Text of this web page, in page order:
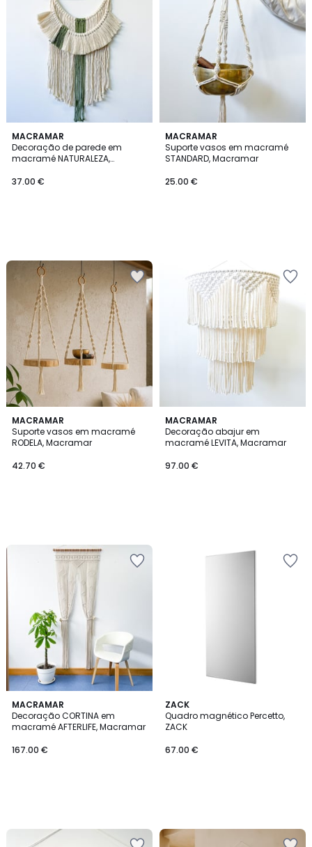
MACRAMAR
Decoração de parede em
macramé NATURALEZA,
37.00 €
MACRAMAR
Suporte vasos em macramé
STANDARD, Macramar
25.00 €
MACRAMAR
Suporte vasos em macramé
RODELA, Macramar
42.70 €
MACRAMAR
Decoração abajur em
macramé LEVITA, Macramar
97.00 €
MACRAMAR
Decoração CORTINA em
macramé AFTERLIFE, Macramar
167.00 €
ZACK
Quadro magnético Percetto,
ZACK
67.00 €